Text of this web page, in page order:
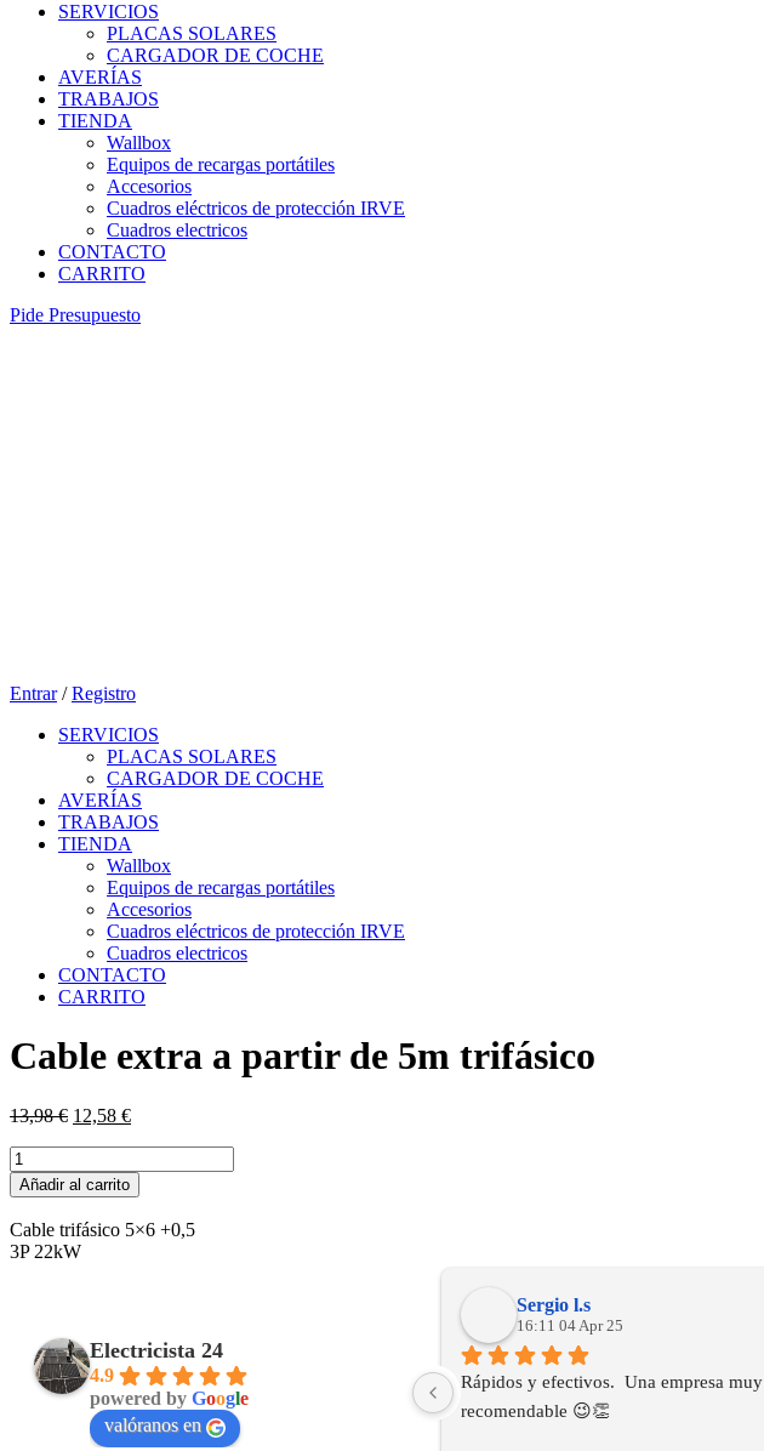
SERVICIOS
PLACAS SOLARES
CARGADOR DE COCHE
AVERÍAS
TRABAJOS
TIENDA
Wallbox
Equipos de recargas portátiles
Accesorios
Cuadros eléctricos de protección IRVE
Cuadros electricos
CONTACTO
CARRITO
Pide Presupuesto
Entrar / Registro
SERVICIOS
PLACAS SOLARES
CARGADOR DE COCHE
AVERÍAS
TRABAJOS
TIENDA
Wallbox
Equipos de recargas portátiles
Accesorios
Cuadros eléctricos de protección IRVE
Cuadros electricos
CONTACTO
CARRITO
Cable extra a partir de 5m trifásico
13,98€ El
era:
13,98 €.
12,58 €El
es:
12,58 €.
Cable
extra
a
partir
de
5m
Añadir al carrito
Cable trifásico 5×6 +0,5
3P 22kW
Electricista 24
4.9
powered by Google
valóranos en
Sergio l.s
16:11 04 Apr 25
Rápidos y efectivos.  Una empresa muy
recomendable 😉👏